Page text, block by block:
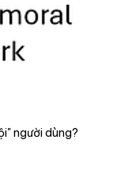
người dùng?